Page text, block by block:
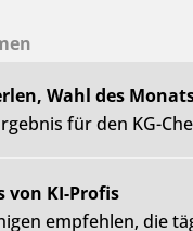
Wahl des
für den KG-
von KI-Profis
empfehlen, die